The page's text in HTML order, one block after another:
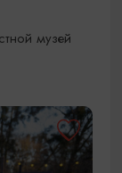
музей